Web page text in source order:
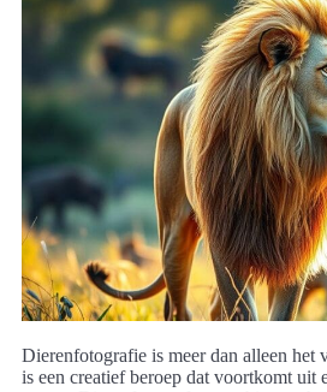
Dierenfotografie is meer dan alleen het
is een creatief beroep dat voortkomt uit